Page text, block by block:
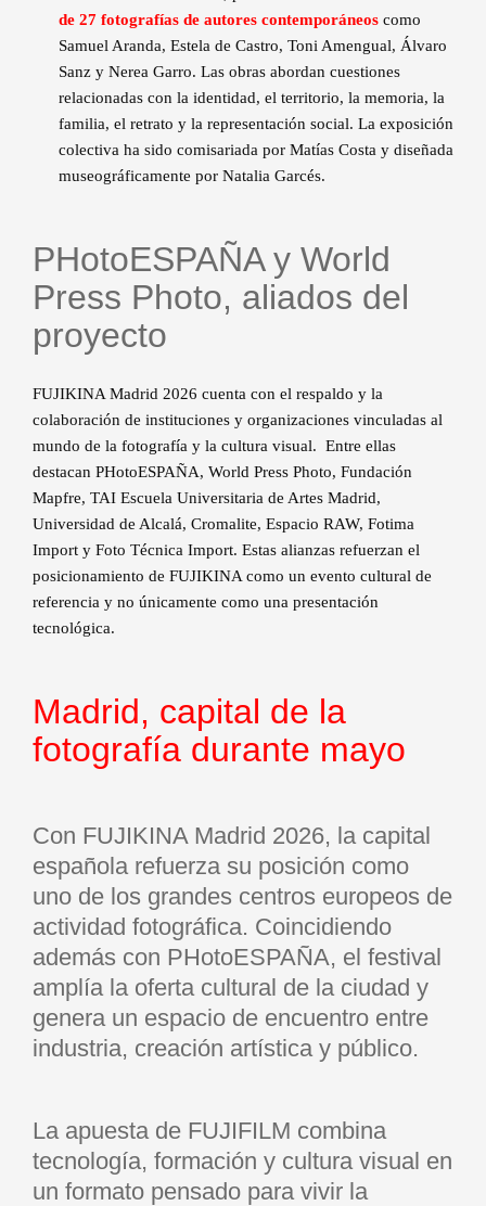
de 27 fotografías de autores contemporáneos como
Samuel Aranda, Estela de Castro, Toni Amengual, Álvaro
Sanz y Nerea Garro. Las obras abordan cuestiones
relacionadas con la identidad, el territorio, la memoria, la
familia, el retrato y la representación social. La exposición
colectiva ha sido comisariada por Matías Costa y diseñada
museográficamente por Natalia Garcés.
PHotoESPAÑA y World
Press Photo, aliados del
proyecto
FUJIKINA Madrid 2026 cuenta con el respaldo y la
colaboración de instituciones y organizaciones vinculadas al
mundo de la fotografía y la cultura visual. Entre ellas
destacan PHotoESPAÑA, World Press Photo, Fundación
Mapfre, TAI Escuela Universitaria de Artes Madrid,
Universidad de Alcalá, Cromalite, Espacio RAW, Fotima
Import y Foto Técnica Import. Estas alianzas refuerzan el
posicionamiento de FUJIKINA como un evento cultural de
referencia y no únicamente como una presentación
tecnológica.
Madrid, capital de la
fotografía durante mayo
Con FUJIKINA Madrid 2026, la capital
española refuerza su posición como
uno de los grandes centros europeos de
actividad fotográfica. Coincidiendo
además con PHotoESPAÑA, el festival
amplía la oferta cultural de la ciudad y
genera un espacio de encuentro entre
industria, creación artística y público.
La apuesta de FUJIFILM combina
tecnología, formación y cultura visual en
un formato pensado para vivir la